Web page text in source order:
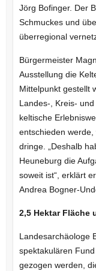
Jörg Bofinger. Der
Schmuckes und
überregional
Bürgermeister
Ausstellung die
Mittelpunkt gestellt
Landes-, Kreis-
keltische
entschieden
dringe. „Deshalb
Heuneburg die
soweit ist“, erklärt
Andrea Bogner-
2,5 Hektar Fläche
Landesarchäologe
spektakulären
gezogen werden,